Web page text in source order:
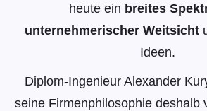
heute ein breites
unternehmerischer Weitsicht
Ideen.
Diplom-Ingenieur Alexander
seine Firmenphilosophie deshalb